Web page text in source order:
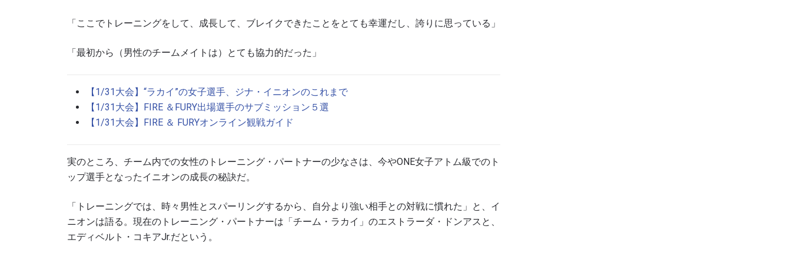
「ここでトレーニングをして、成長して、ブレイクできたことをとても幸運だし、誇りに思っている」
「最初から（男性のチームメイトは）とても協力的だった」
【1/31大会】“ラカイ”の女子選手、ジナ・イニオンのこれまで
【1/31大会】FIRE ＆FURY出場選手のサブミッション５選
【1/31大会】FIRE ＆ FURYオンライン観戦ガイド
実のところ、チーム内での女性のトレーニング・パートナーの少なさは、今やONE女子アトム級でのト
ップ選手となったイニオンの成長の秘訣だ。
「トレーニングでは、時々男性とスパーリングするから、自分より強い相手との対戦に慣れた」と、イ
ニオンは語る。現在のトレーニング・パートナーは「チーム・ラカイ」のエストラーダ・ドンアスと、
エディベルト・コキアJr.だという。
対戦相手
最新情報をゲット
ONEチャンピオンシップとどこでも一緒！ 最新ニュース、特別オファ
ー、ライブイベントの最高の席をゲットするため今すぐ登録を！
Eメール